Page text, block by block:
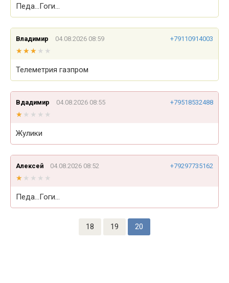
Педа…Гоги…
Владимир 04.08.2026 08:59 +79110914003
★★★★★
★★★★★
Телеметрия газпром
Вдадимир 04.08.2026 08:55 +79518532488
★★★★★
★★★★★
Жулики
Алексей 04.08.2026 08:52 +79297735162
★★★★★
★★★★★
Педа…Гоги…
18 19 20